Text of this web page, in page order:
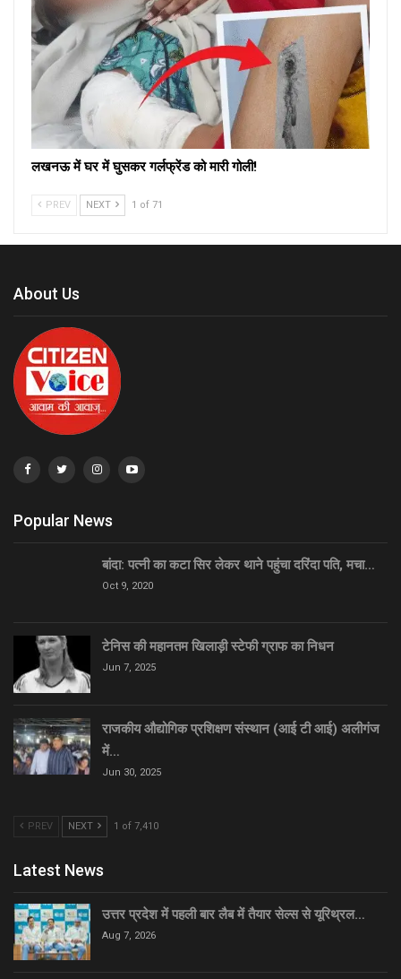
लखनऊ में घर में घुसकर गर्लफ्रेंड को मारी गोली!
PREV NEXT 1 of 71
About Us
Popular News
बांदा: पत्नी का कटा सिर लेकर थाने पहुंचा दरिंदा पति, मचा…
Oct 9, 2020
टेनिस की महानतम खिलाड़ी स्टेफी ग्राफ का निधन
Jun 7, 2025
राजकीय औद्योगिक प्रशिक्षण संस्थान (आई टी आई) अलीगंज
में…
Jun 30, 2025
PREV NEXT 1 of 7,410
Latest News
उत्तर प्रदेश में पहली बार लैब में तैयार सेल्स से यूरिथ्रल…
Aug 7, 2026